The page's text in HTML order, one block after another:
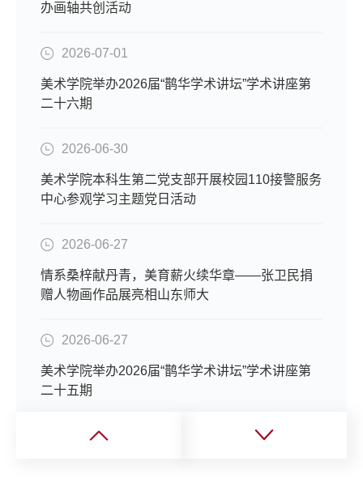
办画轴共创活动
2026-07-01
美术学院举办2026届“鹊华学术讲坛”学术讲座第
二十六期
2026-06-30
美术学院本科生第二党支部开展校园110接警服务
中心参观学习主题党日活动
2026-06-27
情系桑梓献丹青，美育薪火续华章——张卫民捐
赠人物画作品展亮相山东师大
2026-06-27
美术学院举办2026届“鹊华学术讲坛”学术讲座第
二十五期
2026-06-25